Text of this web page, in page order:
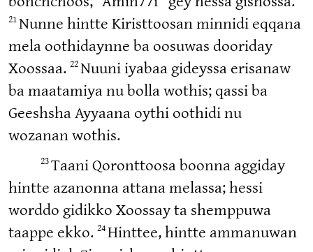
21Nunne hintte Kiristtoosan minnidi eqqana
mela oothidaynne ba oosuwas dooriday
Xoossaa. 22Nuuni iyabaa gideyssa erisanaw
ba maatamiya nu bolla wothis; qassi ba
Geeshsha Ayyaana oythi oothidi nu
wozanan wothis.
23Taani Qoronttoosa boonna aggiday
hintte azanonna attana melassa; hessi
worddo gidikko Xoossay ta shemppuwa
taappe ekko. 24Hinttee, hintte ammanuwan